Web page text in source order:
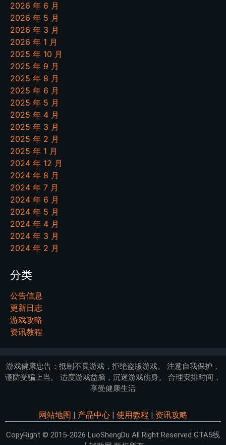
2026 年 6 月
2026 年 5 月
2026 年 3 月
2026 年 1 月
2025 年 10 月
2025 年 9 月
2025 年 8 月
2025 年 6 月
2025 年 5 月
2025 年 4 月
2025 年 3 月
2025 年 2 月
2025 年 1 月
2024 年 12 月
2024 年 8 月
2024 年 7 月
2024 年 6 月
2024 年 5 月
2024 年 4 月
2024 年 3 月
2024 年 2 月
分类
公告信息
更新日志
游戏攻略
资讯教程
游戏健康忠告：抵制不良游戏，拒绝盗版游戏。 注意自我保护，
谨防受骗上当。 适度游戏益脑，沉迷游戏伤身。 合理安排时间，
享受健康生活
网站地图 | 产品中心| 使用教程 | 资讯攻略
CopyRight © 2015-2026 LuoShengDu All Right Reserved GTA5线